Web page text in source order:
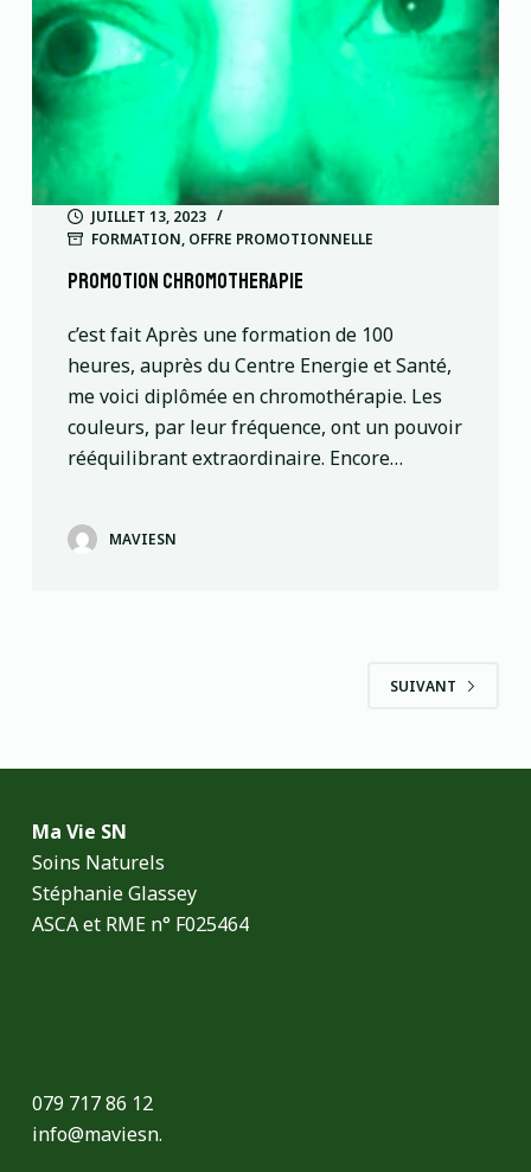
JUILLET 13, 2023
FORMATION, OFFRE PROMOTIONNELLE
PROMOTION CHROMOTHERAPIE
c’est fait Après une formation de 100
heures, auprès du Centre Energie et Santé,
me voici diplômée en chromothérapie. Les
couleurs, par leur fréquence, ont un pouvoir
rééquilibrant extraordinaire. Encore…
MAVIESN
SUIVANT
Ma Vie SN
Soins Naturels
Stéphanie Glassey
ASCA et RME n° F025464
079 717 86 12
info@maviesn.